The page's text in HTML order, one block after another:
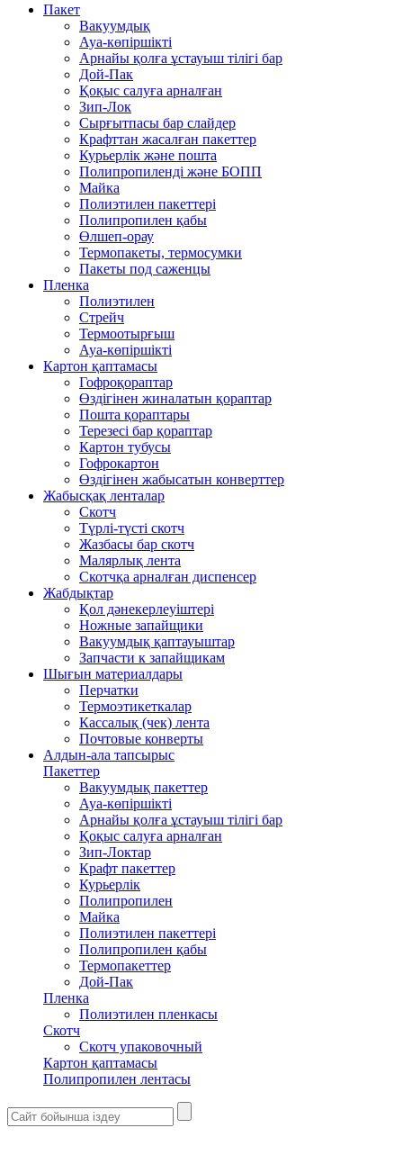
Пакет
Вакуумдық
Ауа-көпіршікті
Арнайы қолға ұстауыш тілігі бар
Дой-Пак
Қоқыс салуға арналған
Зип-Лок
Сырғытпасы бар слайдер
Крафттан жасалған пакеттер
Курьерлік және пошта
Полипропиленді және БОПП
Майка
Полиэтилен пакеттері
Полипропилен қабы
Өлшеп-орау
Термопакеты, термосумки
Пакеты под саженцы
Пленка
Полиэтилен
Стрейч
Термоотырғыш
Ауа-көпіршікті
Картон қаптамасы
Гофроқораптар
Өздігінен жиналатын қораптар
Пошта қораптары
Терезесі бар қораптар
Картон тубусы
Гофрокартон
Өздігінен жабысатын конверттер
Жабысқақ ленталар
Скотч
Түрлі-түсті скотч
Жазбасы бар скотч
Малярлық лента
Скотчқа арналған диспенсер
Жабдықтар
Қол дәнекерлеуіштері
Ножные запайщики
Вакуумдық қаптауыштар
Запчасти к запайщикам
Шығын материалдары
Перчатки
Термоэтикеткалар
Кассалық (чек) лента
Почтовые конверты
Алдын-ала тапсырыс
Пакеттер
Вакуумдық пакеттер
Ауа-көпіршікті
Арнайы қолға ұстауыш тілігі бар
Қоқыс салуға арналған
Зип-Локтар
Крафт пакеттер
Курьерлік
Полипропилен
Майка
Полиэтилен пакеттері
Полипропилен қабы
Термопакеттер
Дой-Пак
Пленка
Полиэтилен пленкасы
Скотч
Скотч упаковочный
Картон қаптамасы
Полипропилен лентасы